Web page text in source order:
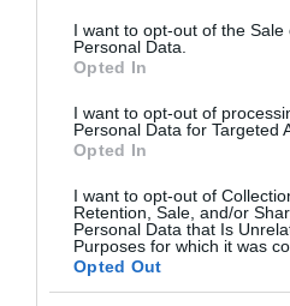
consent section.
I want to opt-out of the Sale
Personal Data.
Opted In
I want to opt-out of
Personal Data for Targeted
Opted In
I want to opt-out of
Retention, Sale, and/or
Personal Data that Is
Purposes for which it was
Opted Out
BAKA